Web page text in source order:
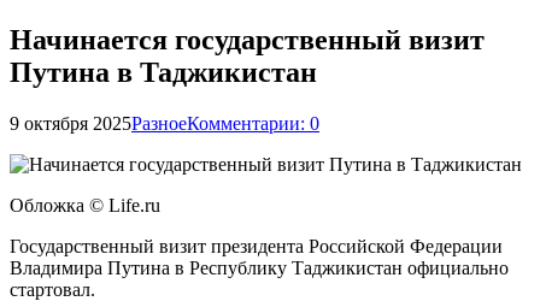
Начинается государственный визит
Путина в Таджикистан
9 октября 2025РазноеКомментарии: 0
Обложка © Life.ru
Государственный визит президента Российской Федерации
Владимира Путина в Республику Таджикистан официально
стартовал.